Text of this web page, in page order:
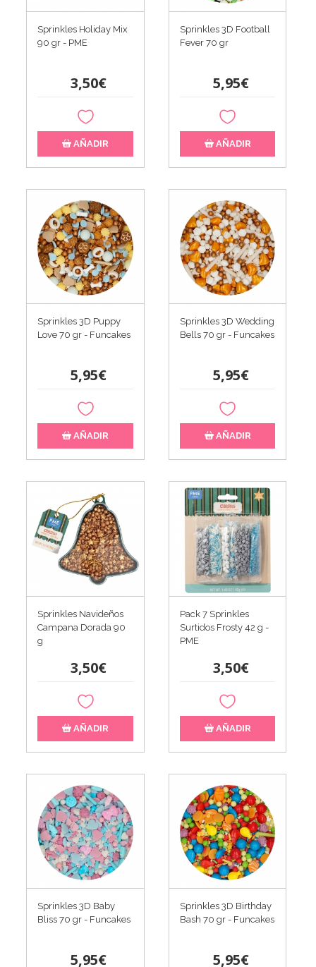
Sprinkles Holiday Mix
90 gr - PME
3,50€
AÑADIR
Sprinkles 3D Football
Fever 70 gr
5,95€
AÑADIR
Sprinkles 3D Puppy
Love 70 gr - Funcakes
5,95€
AÑADIR
Sprinkles 3D Wedding
Bells 70 gr - Funcakes
5,95€
AÑADIR
Sprinkles Navideños
Campana Dorada 90
g
3,50€
AÑADIR
Pack 7 Sprinkles
Surtidos Frosty 42 g -
PME
3,50€
AÑADIR
Sprinkles 3D Baby
Bliss 70 gr - Funcakes
5,95€
Sprinkles 3D Birthday
Bash 70 gr - Funcakes
5,95€